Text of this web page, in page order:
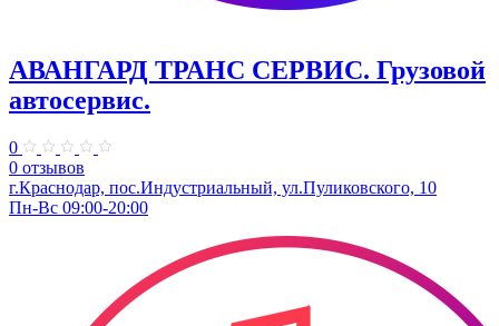
АВАНГАРД ТРАНС СЕРВИС. Грузовой
автосервис.
0
0 отзывов
г.Краснодар, пос.Индустриальный, ул.Пуликовского, 10
Пн-Вс 09:00-20:00